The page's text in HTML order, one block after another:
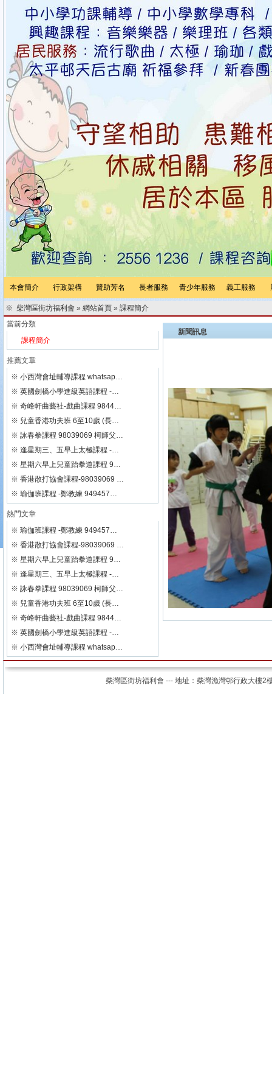
本會簡介 行政架構 贊助芳名 長者服務 青少年服務 義工服務
※ 柴灣區街坊福利會 » 網站首頁» 課程簡介
當前分類
課程簡介
推薦文章
※ 小西灣會址輔導課程 whatsap…
※ 英國劍橋小學進級英語課程 -…
※ 奇峰軒曲藝社-戲曲課程 9844…
※ 兒童香港功夫班 6至10歲 (長…
※ 詠春拳課程 98039069 柯師父…
※ 逢星期三、五早上太極課程 -…
※ 星期六早上兒童跆拳道課程 9…
※ 香港散打協會課程-98039069 …
※ 瑜伽班課程 -鄭教練 949457…
熱門文章
※ 瑜伽班課程 -鄭教練 949457…
※ 香港散打協會課程-98039069 …
※ 星期六早上兒童跆拳道課程 9…
※ 逢星期三、五早上太極課程 -…
※ 詠春拳課程 98039069 柯師父…
※ 兒童香港功夫班 6至10歲 (長…
※ 奇峰軒曲藝社-戲曲課程 9844…
※ 英國劍橋小學進級英語課程 -…
※ 小西灣會址輔導課程 whatsap…
新聞訊息
柴灣區街坊福利會 --- 地址：柴灣漁灣邨行政大樓